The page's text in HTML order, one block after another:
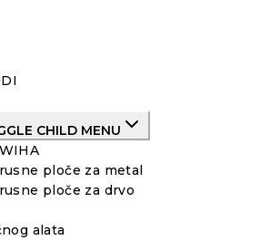
CHILD MENU
ploče za metal
ploče za drvo
alata